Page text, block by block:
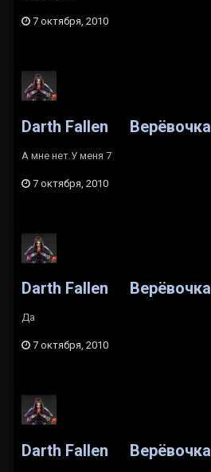
7 октября, 2010
Darth Fallen Верёвочка
А мне нет.У меня 7
7 октября, 2010
Darth Fallen Верёвочка
Да
7 октября, 2010
Darth Fallen Верёвочка